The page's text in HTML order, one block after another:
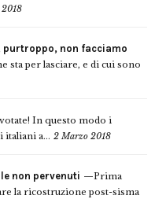
purtroppo, non facciamo
sta per lasciare, e di cui sono
In questo modo i
a... 2 Marzo 2018
non pervenuti
Prima
la ricostruzione post-sisma